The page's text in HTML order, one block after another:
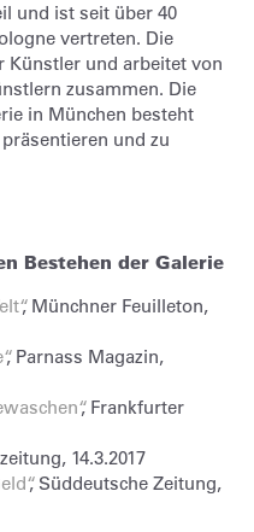
und ist seit über 40
vertreten. Die
Künstler und arbeitet von
zusammen. Die
in München besteht
und zu
Bestehen der Galerie
, Münchner Feuilleton,
, Parnass Magazin,
, Frankfurter
14.3.2017
, Süddeutsche Zeitung,